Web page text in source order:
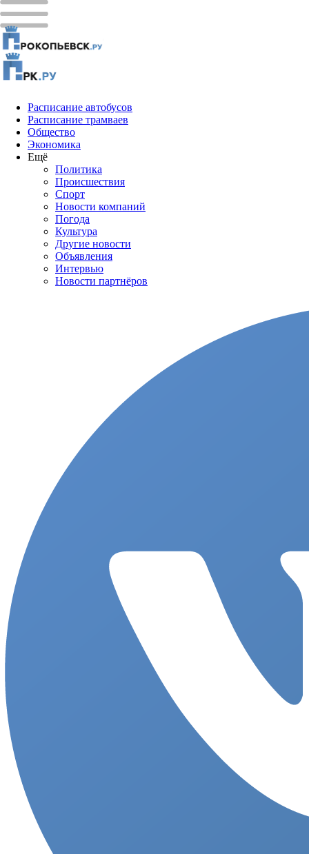
Расписание автобусов
Расписание трамваев
Общество
Экономика
Ещё
Политика
Проиcшествия
Спорт
Новости компаний
Погода
Культура
Другие новости
Объявления
Интервью
Новости партнёров